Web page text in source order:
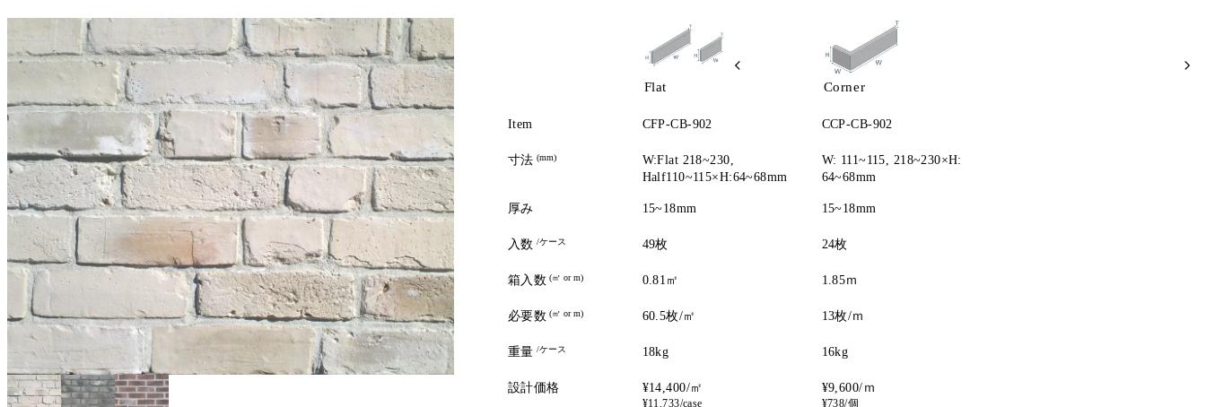
Item
寸法 (mm)
厚み
入数 /ケース
箱入数 (㎡ or m)
必要数 (㎡ or m)
重量 /ケース
設計価格
Flat
CFP-CB-902
W:Flat 218~230,
Half110~115×H:64~68mm
15~18mm
49枚
0.81㎡
60.5枚/㎡
18kg
¥14,400/㎡
¥11,733/case
Corner
CCP-CB-902
W: 111~115, 218~230×H:
64~68mm
15~18mm
24枚
1.85ｍ
13枚/ｍ
16kg
¥9,600/ｍ
¥738/個